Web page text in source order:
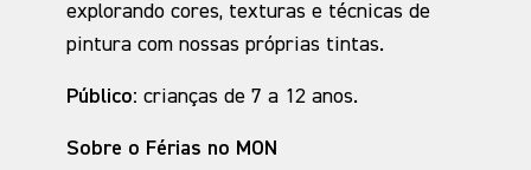
explorando cores, texturas e técnicas de
pintura com nossas próprias tintas.
Público: crianças de 7 a 12 anos.
Sobre o Férias no MON